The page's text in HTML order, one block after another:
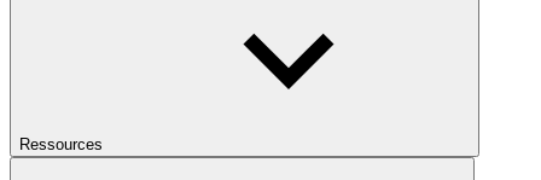
Ressources